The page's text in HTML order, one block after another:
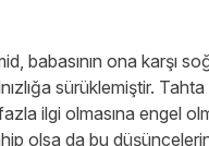
ona karşı
sürüklemiştir.
ilgi olmasına engel
olsa da bu